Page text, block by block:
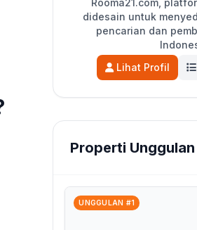
Rooma21.com,
didesain untuk
pencarian dan
Lihat Profil
Properti Unggulan
UNGGULAN #1